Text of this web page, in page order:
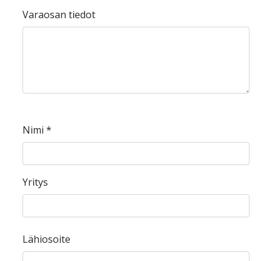
Varaosan tiedot
Nimi*
Yritys
Lähiosoite